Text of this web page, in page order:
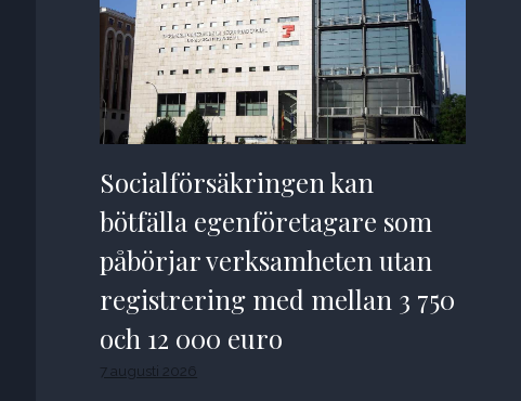
Socialförsäkringen kan
bötfälla egenföretagare som
påbörjar verksamheten utan
registrering med mellan 3 750
och 12 000 euro
7 augusti 2026